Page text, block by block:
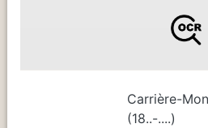
Carrière-
(18..-....)